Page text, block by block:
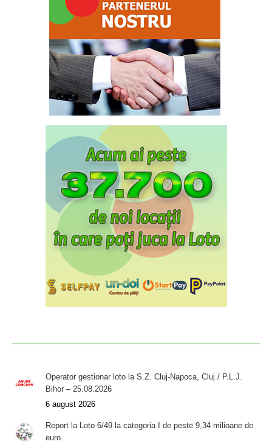
Operator gestionar loto la S.Z. Cluj-Napoca, Cluj / P.L.J.
Bihor – 25.08.2026
6 august 2026
Report la Loto 6/49 la categoria I de peste 9,34 milioane de
euro